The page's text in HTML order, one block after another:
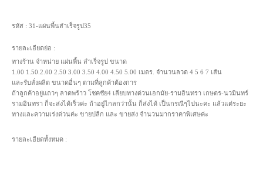
รหัส : 31-แผ่นพื้นสำเร็จรูป35
รายละเอียดย่อ :
ทางร้าน จำหน่าย แผ่นพื้น สำเร็จรูป ขนาด
1.00 1.50.2.00 2.50 3.00 3.50 4.00 4.50 5.00 เมตร. จำนวนลวด 4 5 6 7 เส้น
และรับสั่งผลิต ขนาดอื่นๆ ตามที่ลูกค้าต้องการ
ถ้าลูกค้าอยู่แถวๆ ลาดพร้าว โชคชัย4 เลียบทางด่วนเอกมัย-รามอินทรา เกษตร-นวมินทร์
รามอินทรา ก็จะส่งได้เร็วค่ะ ถ้าอยู่ไกลกว่านั้น ก็ส่งได้ เป็นกรณีๆไปนะคะ แล้วแต่ระยะ
ทางและความเร่งด่วนค่ะ ขายปลีก และ ขายส่ง จำนวนมากราคาพิเศษค่ะ
รายละเอียดทั้งหมด :